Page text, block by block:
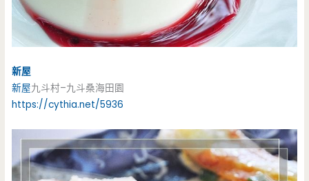
新屋
新屋九斗村–九斗桑海田園
https://cythia.net/5936